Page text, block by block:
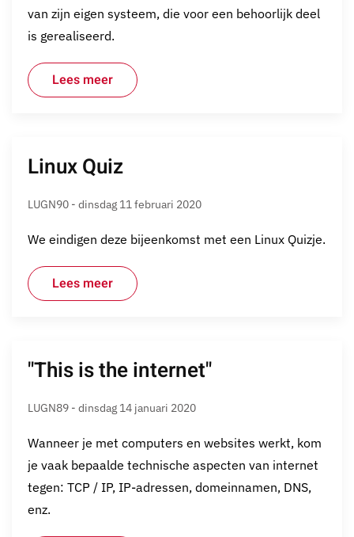
van zijn eigen systeem, die voor een behoorlijk deel
is gerealiseerd.
Lees meer
Linux Quiz
LUGN90 - dinsdag 11 februari 2020
We eindigen deze bijeenkomst met een Linux Quizje.
Lees meer
"This is the internet"
LUGN89 - dinsdag 14 januari 2020
Wanneer je met computers en websites werkt, kom
je vaak bepaalde technische aspecten van internet
tegen: TCP / IP, IP-adressen, domeinnamen, DNS,
enz.